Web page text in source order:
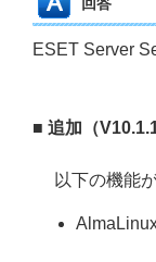
ESET Server
■ 追加（
以下の機能